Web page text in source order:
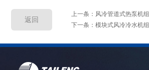
返回
上一条：风冷管道式热泵机组
下一条：模块式风冷冷水机组